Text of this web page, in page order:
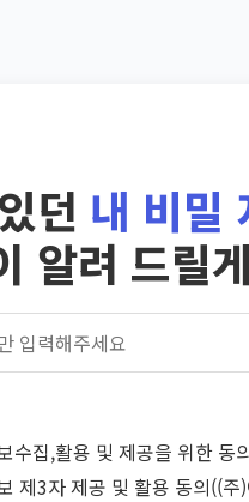
던 내 비밀
알려 드릴
수집,활용 및 제공을 위한 동
제3자 제공 및 활용 동의((주